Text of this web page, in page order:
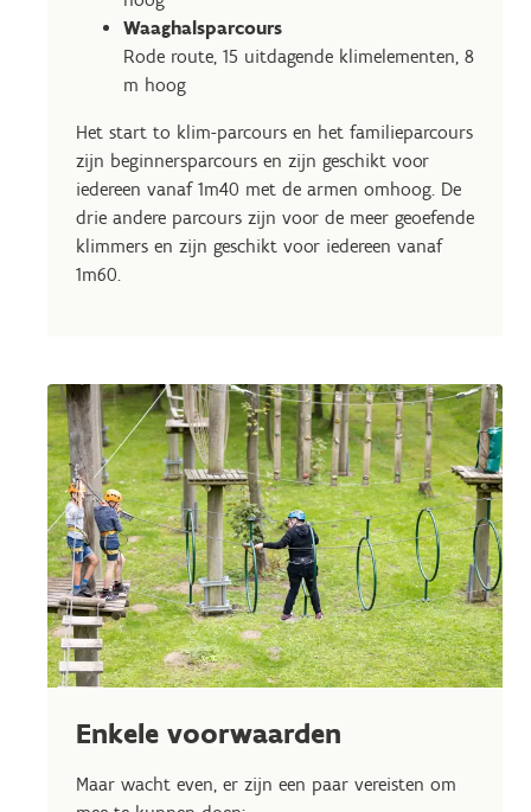
Waaghalsparcours
Rode route, 15 uitdagende klimelementen, 8
m hoog
Het start to klim-parcours en het familieparcours
zijn beginnersparcours en zijn geschikt voor
iedereen vanaf 1m40 met de armen omhoog. De
drie andere parcours zijn voor de meer geoefende
klimmers en zijn geschikt voor iedereen vanaf
1m60.
Enkele voorwaarden
Maar wacht even, er zijn een paar vereisten om